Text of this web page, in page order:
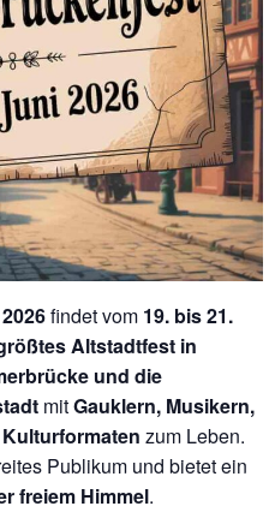
findet vom 19. bis 21.
Altstadtfest in
und die
mitGauklern, Musikern,
zum Leben.
Publikum und bietet ein
freiem Himmel.